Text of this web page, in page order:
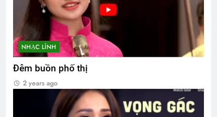
NHẠC LÍNH
Đêm buồn phố thị
2 years ago